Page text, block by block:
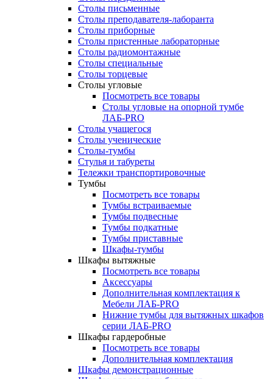
Столы письменные
Столы преподавателя-лаборанта
Столы приборные
Столы пристенные лабораторные
Столы радиомонтажные
Столы специальные
Столы торцевые
Столы угловые
Посмотреть все товары
Столы угловые на опорной тумбе
ЛАБ-PRO
Столы учащегося
Столы ученические
Столы-тумбы
Стулья и табуреты
Тележки транспортировочные
Тумбы
Посмотреть все товары
Тумбы встраиваемые
Тумбы подвесные
Тумбы подкатные
Тумбы приставные
Шкафы-тумбы
Шкафы вытяжные
Посмотреть все товары
Аксессуары
Дополнительная комплектация к
Мебели ЛАБ-PRO
Нижние тумбы для вытяжных шкафов
серии ЛАБ-PRO
Шкафы гардеробные
Посмотреть все товары
Дополнительная комплектация
Шкафы демонстрационные